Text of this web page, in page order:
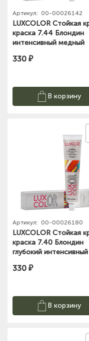
Артикул: 00-00026142
LUXCOLOR Стойкая
краска 7.44 Блондин
интенсивный медный
330 ₽
В корзину
Артикул: 00-00026180
LUXCOLOR Стойкая
краска 7.40 Блондин
глубокий интенсивный
Professional 100мл
330 ₽
В корзину